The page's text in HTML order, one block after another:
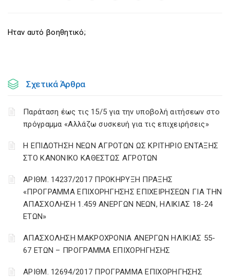
Ηταν αυτό βοηθητικό;
Σχετικά Άρθρα
Παράταση έως τις 15/5 για την υποβολή αιτήσεων στο
πρόγραμμα «Αλλάζω συσκευή για τις επιχειρήσεις»
Η ΕΠΙΔΟΤΗΣΗ ΝΕΩΝ ΑΓΡΟΤΩΝ ΩΣ ΚΡΙΤΗΡΙΟ ΕΝΤΑΞΗΣ
ΣΤΟ ΚΑΝΟΝΙΚΟ ΚΑΘΕΣΤΩΣ ΑΓΡΟΤΩΝ
ΑΡΙΘΜ. 14237/2017 ΠΡΟΚΗΡΥΞΗ ΠΡΑΞΗΣ
«ΠΡΟΓΡΑΜΜΑ ΕΠΙΧΟΡΗΓΗΣΗΣ ΕΠΙΧΕΙΡΗΣΕΩΝ ΓΙΑ ΤΗΝ
ΑΠΑΣΧΟΛΗΣΗ 1.459 ΑΝΕΡΓΩΝ ΝΕΩΝ, ΗΛΙΚΙΑΣ 18-24
ΕΤΩΝ»
ΑΠΑΣΧΟΛΗΣΗ ΜΑΚΡΟΧΡΟΝΙΑ ΑΝΕΡΓΩΝ ΗΛΙΚΙΑΣ 55-
67 ΕΤΩΝ – ΠΡΟΓΡΑΜΜΑ ΕΠΙΧΟΡΗΓΗΣΗΣ
ΑΡΙΘΜ. 12694/2017 ΠΡΟΓΡΑΜΜΑ ΕΠΙΧΟΡΗΓΗΣΗΣ